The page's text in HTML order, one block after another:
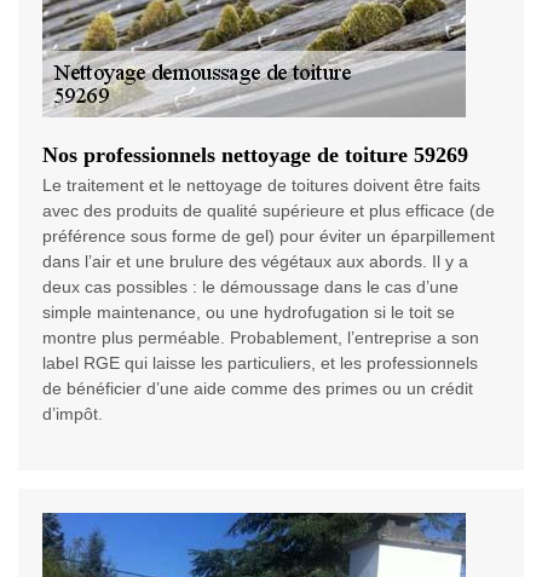
Nos professionnels nettoyage de toiture 59269
Le traitement et le nettoyage de toitures doivent être faits
avec des produits de qualité supérieure et plus efficace (de
préférence sous forme de gel) pour éviter un éparpillement
dans l’air et une brulure des végétaux aux abords. Il y a
deux cas possibles : le démoussage dans le cas d’une
simple maintenance, ou une hydrofugation si le toit se
montre plus perméable. Probablement, l’entreprise a son
label RGE qui laisse les particuliers, et les professionnels
de bénéficier d’une aide comme des primes ou un crédit
d’impôt.